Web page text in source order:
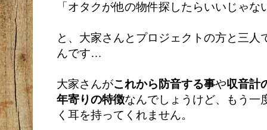
「オタクが他の物件探したらいいじゃな
と、大家さんとプロジェクトの方と三人
んです…
大家さんがこれから防音する事や収音計
年寄りの特徴なんでしょうけど、もう一
く耳を持ってくれません。